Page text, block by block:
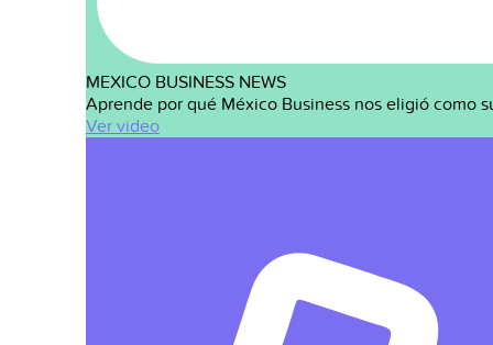
MEXICO BUSINESS NEWS
Aprende por qué México Business nos eligió como
Ver video